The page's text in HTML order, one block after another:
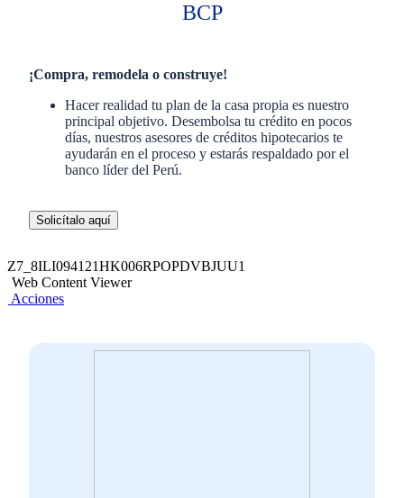
BCP
¡Compra, remodela o construye!
Hacer realidad tu plan de la casa propia es nuestro
principal objetivo. Desembolsa tu crédito en pocos
días, nuestros asesores de créditos hipotecarios te
ayudarán en el proceso y estarás respaldado por el
banco líder del Perú.
Solicítalo aquí
Z7_8ILI094121HK006RPOPDVBJUU1
Web Content Viewer
Acciones